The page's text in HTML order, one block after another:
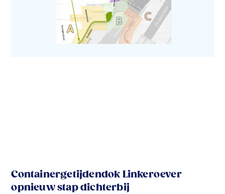
Containergetijdendok Linkeroever
opnieuw stap dichterbij